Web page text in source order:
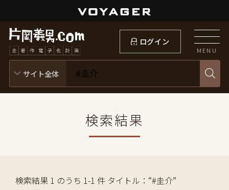
ログイン
MENU
検索結果
検索結果 1 のうち 1-1 件 タイトル：“#圭介”